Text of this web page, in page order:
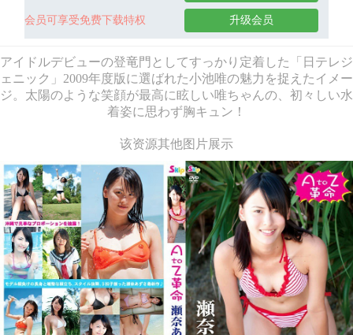
会员可享受免费下载特权 升级会员
アイドルデビューの登竜門としてすっかり定着した「日テレジ
ェニック」2009年度版に選ばれた小池唯の魅力を捉えたイメー
ジ。太陽のような笑顔が最高に眩しい唯ちゃんの、初々しい水
着姿に思わず胸キュン！
该资源其他图片展示